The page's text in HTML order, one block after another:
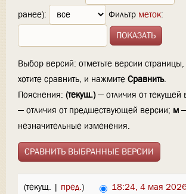
ранее):
Фильтр меток:
Выбор версий: отметьте версии
хотите сравнить, и нажмите Сравнить.
Пояснения: (текущ.)— отличия от текущей
— отличия от предшествующей версии; м
незначительные изменения.
(текущ. | пред.) 18:24, 4 мая